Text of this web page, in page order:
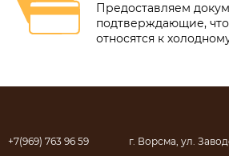
Предоставляем
подтверждающие,
относятся к
+7(969) 763 96 59 г. Ворсма, ул.